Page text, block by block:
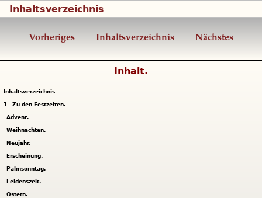
Inhaltsverzeichnis
Vorheriges Inhaltsverzeichnis Nächstes
Inhalt.
Inhaltsverzeichnis
1 Zu den Festzeiten.
Advent.
Weihnachten.
Neujahr.
Erscheinung.
Palmsonntag.
Leidenszeit.
Ostern.